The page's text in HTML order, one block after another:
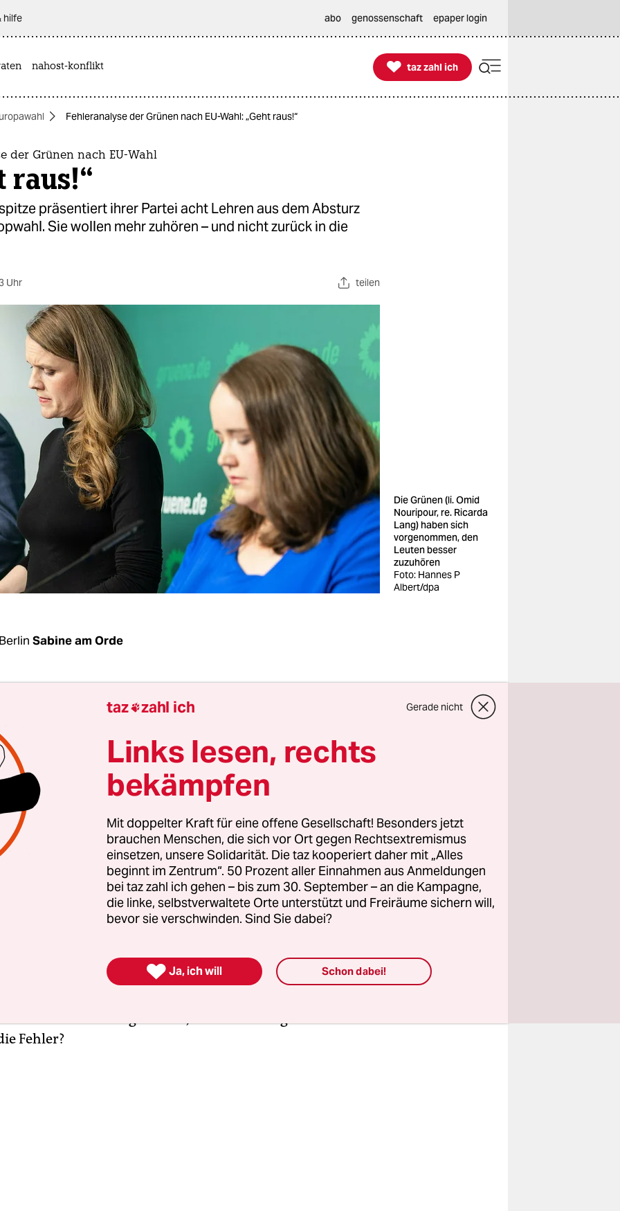
hilfe abo genossenschaft epaper login
nahost-konflikt 
taz zahl ich
taz zahl ich
Fehleranalyse der Grünen nach EU-Wahl: „Geht raus!“
der Grünen nach EU-Wahl
raus!“
präsentiert ihrer Partei acht Lehren aus dem Absturz
Sie wollen mehr zuhören – und nicht zurück in die
Uhr teilen
Die Grünen (li. Omid
Nouripour, re. Ricarda
Lang) haben sich
vorgenommen, den
Leuten besser
zuzuhören
Foto: Hannes P
Albert/dpa
Sabine am Orde
Säulendiagramme und keine bunten Kurven. Stattdessen
mit ein paar knappen Sätzen in die Kamera gehalten
zu Wählerwanderungen und Kompetenzwerten,
zur Bedeutung der grünen Migrationspolitik oder der
in der Ampel bei Klimafragen, eine kritische
der Wahlkampagne oder der Aufstellung der
von der Grünenspitze erwartet hatte – der wurde
enttäuscht.
und Omid Nouripour, die beiden Vorsitzenden, hatten
zu einem Webinar zum Ergebnis der Europawahl
und 1.500 Mitglieder schalteten sich zu. Das Ergebnis der
11, 9 Prozent der Stimmen– ein Minus von mehr als acht
im Vergleich zu 2019 – das war noch weniger, als die
Fehler?
taz zahl ich Gerade nicht
Links lesen, rechts
bekämpfen
Mit doppelter Kraft für eine offene Gesellschaft! Besonders jetzt
brauchen Menschen, die sich vor Ort gegen Rechtsextremismus
einsetzen, unsere Solidarität. Die taz kooperiert daher mit „Alles
beginnt im Zentrum“. 50 Prozent aller Einnahmen aus Anmeldungen
bei taz zahl ich gehen – bis zum 30. September – an die Kampagne,
die linke, selbstverwaltete Orte unterstützt und Freiräume sichern will,
bevor sie verschwinden. Sind Sie dabei?
 Ja, ich will Schon dabei!